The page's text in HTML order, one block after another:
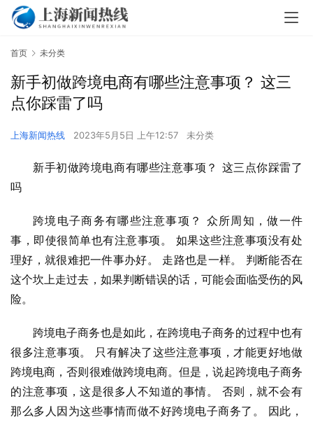
首页 未分类
新手初做跨境电商有哪些注意事项？ 这三
点你踩雷了吗
上海新闻热线 2023年5月5日 上午12:57 未分类
新手初做跨境电商有哪些注意事项？ 这三点你踩雷了
吗
跨境电子商务有哪些注意事项？ 众所周知，做一件
事，即使很简单也有注意事项。 如果这些注意事项没有处
理好，就很难把一件事办好。 走路也是一样。 判断能否在
这个坎上走过去，如果判断错误的话，可能会面临受伤的风
险。
跨境电子商务也是如此，在跨境电子商务的过程中也有
很多注意事项。 只有解决了这些注意事项，才能更好地做
跨境电商，否则很难做跨境电商。但是，说起跨境电子商务
的注意事项，这是很多人不知道的事情。 否则，就不会有
那么多人因为这些事情而做不好跨境电子商务了。 因此，